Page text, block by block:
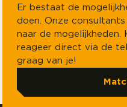
Er bestaat de
doen. Onze
naar de
reageer direct via de
graag van je!